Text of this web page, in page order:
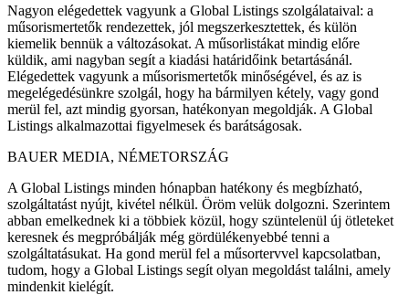
Nagyon elégedettek vagyunk a Global Listings szolgálataival: a
műsorismertetők rendezettek, jól megszerkesztettek, és külön
kiemelik bennük a változásokat. A műsorlistákat mindig előre
küldik, ami nagyban segít a kiadási határidőink betartásánál.
Elégedettek vagyunk a műsorismertetők minőségével, és az is
megelégedésünkre szolgál, hogy ha bármilyen kétely, vagy gond
merül fel, azt mindig gyorsan, hatékonyan megoldják. A Global
Listings alkalmazottai figyelmesek és barátságosak.
BAUER MEDIA, NÉMETORSZÁG
A Global Listings minden hónapban hatékony és megbízható,
szolgáltatást nyújt, kivétel nélkül. Öröm velük dolgozni. Szerintem
abban emelkednek ki a többiek közül, hogy szüntelenül új ötleteket
keresnek és megpróbálják még gördülékenyebbé tenni a
szolgáltatásukat. Ha gond merül fel a műsortervvel kapcsolatban,
tudom, hogy a Global Listings segít olyan megoldást találni, amely
mindenkit kielégít.